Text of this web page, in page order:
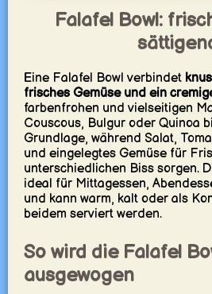
Falafel Bowl:
Eine Falafel Bowl verbindet
frisches Gemüse und ein
farbenfrohen und vielseitigen
Couscous, Bulgur oder Quinoa
Grundlage, während Salat,
und eingelegtes Gemüse für
unterschiedlichen Biss sorgen.
ideal für Mittagessen,
und kann warm, kalt oder als
beidem serviert werden.
So wird die Falafel
ausgewogen